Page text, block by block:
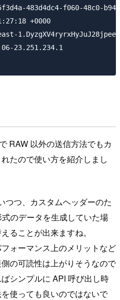
483d4dc4-f060-48c0-
+0000
23.251.234.1
RAW 以外の送信方法でもカ
たので使い方を紹介しまし
つつ、カスタムヘッダーのた
のデータを生成していた場
ることが出来ますね。
ォーマンス上のメリットなど
の可読性は上がりそうなので
シンプルに API 呼び出し時
使っても良いのではないで